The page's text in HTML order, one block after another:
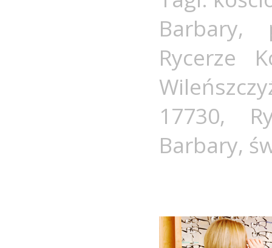
Barbary,
Rycerze
17730,
Barbary,